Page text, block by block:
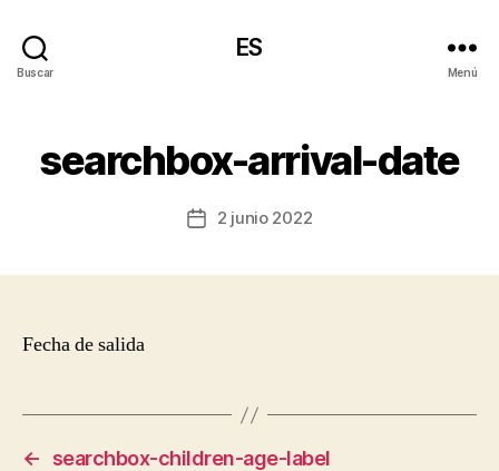
Buscar
ES
Menú
searchbox-arrival-date
Fecha2 junio 2022
Fecha de salida
←
searchbox-children-age-label